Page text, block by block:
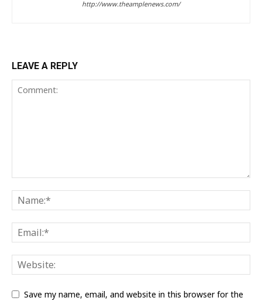
http://www.theamplenews.com/
LEAVE A REPLY
Save my name, email, and website in this browser for the